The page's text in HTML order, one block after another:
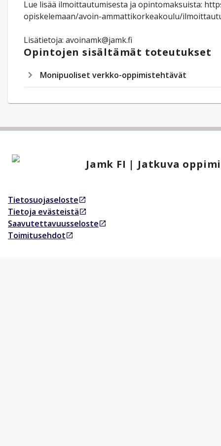
Lue lisää ilmoittautumisesta ja opintomaksuista:
opiskelemaan/avoin-ammattikorkeakoulu/
Lisätietoja: avoinamk@jamk.fi
Opintojen sisältämät toteutukset
Monipuoliset verkko-oppimistehtävät
Jamk FI | Jatkuva
Tietosuojaseloste
Avautuu uudessa välilehdessä
Tietoja evästeistä
Avautuu uudessa välilehdessä
Saavutettavuusseloste
Avautuu uudessa välilehdessä
Toimitusehdot
Avautuu uudessa välilehdessä